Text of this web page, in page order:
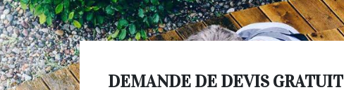
DEMANDE DE DEVIS GRATUIT